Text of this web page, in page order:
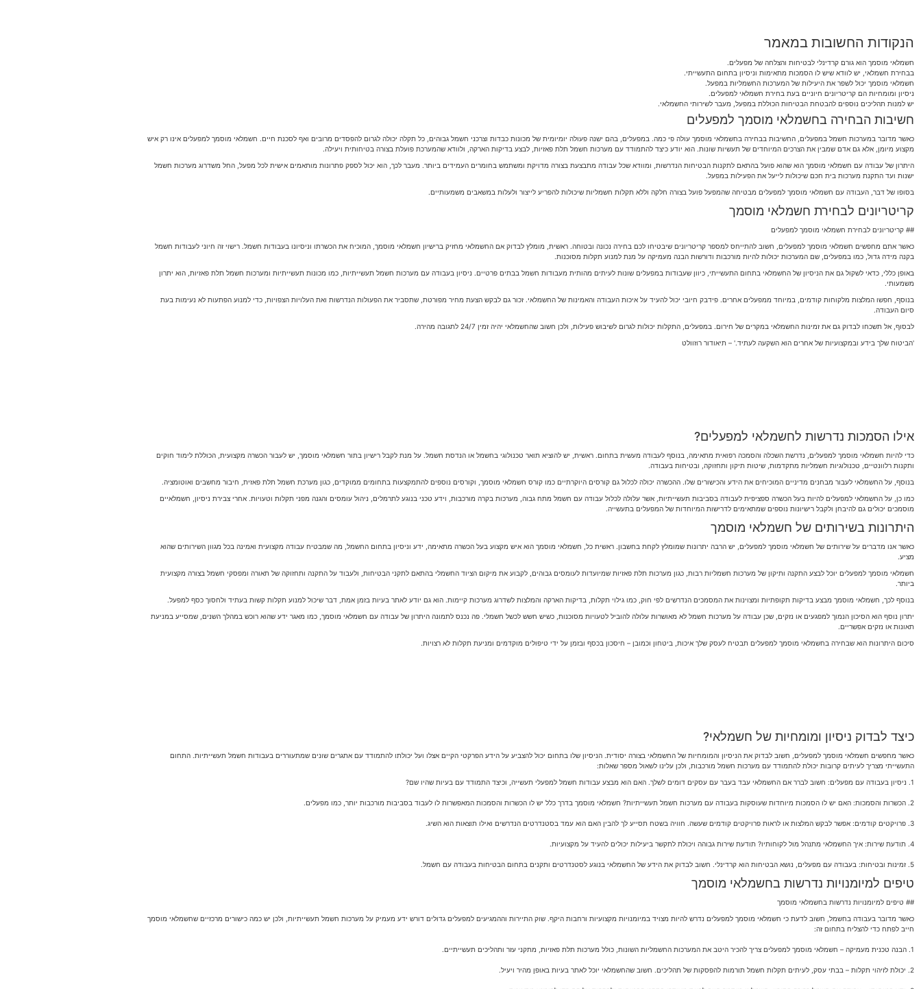
הנקודות החשובות במאמר
חשמלאי מוסמך הוא גורם קרדינלי לבטיחות והצלחה של מפעלים.
בבחירת חשמלאי, יש לוודא שיש לו הסמכות מתאימות וניסיון בתחום התעשייתי.
חשמלאי מוסמך יכול לשפר את היעילות של המערכות החשמליות במפעל.
ניסיון ומומחיות הם קריטריונים חיוניים בעת בחירת חשמלאי למפעלים.
יש למנות תהליכים נוספים להבטחת הבטיחות הכוללת במפעל, מעבר לשירותי החשמלאי.
חשיבות הבחירה בחשמלאי מוסמך למפעלים
כאשר מדובר במערכות חשמל במפעלים, החשיבות בבחירה בחשמלאי מוסמך עולה פי כמה. במפעלים, בהם ישנה פעולה יומיומית של מכונות כבדות וצרכני חשמל גבוהים, כל תקלה יכולה לגרום להפסדים מרובים ואף לסכנת חיים. חשמלאי מוסמך למפעלים אינו רק איש
מקצוע מיומן, אלא גם אדם שמבין את הצרכים המיוחדים של תעשיות שונות. הוא יודע כיצד להתמודד עם מערכות חשמל תלת פאזיות, לבצע בדיקות הארקה, ולוודא שהמערכת פועלת בצורה בטיחותית ויעילה.
היתרון של עבודה עם חשמלאי מוסמך הוא שהוא פועל בהתאם לתקנות הבטיחות הנדרשות, ומוודא שכל עבודה מתבצעת בצורה מדויקת ומשתמש בחומרים העמידים ביותר. מעבר לכך, הוא יכול לספק פתרונות מותאמים אישית לכל מפעל, החל משדרוג מערכות חשמל
ישנות ועד התקנת מערכות בית חכם שיכולות לייעל את הפעילות במפעל.
בסופו של דבר, העבודה עם חשמלאי מוסמך למפעלים מבטיחה שהמפעל פועל בצורה חלקה וללא תקלות חשמליות שיכולות להפריע לייצור ולעלות במשאבים משמעותיים.
קריטריונים לבחירת חשמלאי מוסמך
## קריטריונים לבחירת חשמלאי מוסמך למפעלים
כאשר אתם מחפשים חשמלאי מוסמך למפעלים, חשוב להתייחס למספר קריטריונים שיבטיחו לכם בחירה נכונה ובטוחה. ראשית, מומלץ לבדוק אם החשמלאי מחזיק ברישיון חשמלאי מוסמך, המוכיח את הכשרתו וניסיונו בעבודות חשמל. רישוי זה חיוני לעבודות חשמל
בקנה מידה גדול, כמו במפעלים, שם המערכות יכולות להיות מורכבות ודורשות הבנה מעמיקה על מנת למנוע תקלות מסוכנות.
באופן כללי, כדאי לשקול גם את הניסיון של החשמלאי בתחום התעשייתי, כיוון שעבודות במפעלים שונות לעיתים מהותית מעבודות חשמל בבתים פרטיים. ניסיון בעבודה עם מערכות חשמל תעשייתיות, כמו מכונות תעשייתיות ומערכות חשמל תלת פאזיות, הוא יתרון
משמעותי.
בנוסף, חפשו המלצות מלקוחות קודמים, במיוחד ממפעלים אחרים. פידבק חיובי יכול להעיד על איכות העבודה והאמינות של החשמלאי. זכור גם לבקש הצעת מחיר מפורטת, שתסביר את הפעולות הנדרשות ואת העלויות הצפויות, כדי למנוע הפתעות לא נעימות בעת
סיום העבודה.
לבסוף, אל תשכחו לבדוק גם את זמינות החשמלאי במקרים של חירום. במפעלים, התקלות יכולות לגרום לשיבוש פעילות, ולכן חשוב שהחשמלאי יהיה זמין 24/7 לתגובה מהירה.
'הביטוח שלך בידע ובמקצועיות של אחרים הוא השקעה לעתיד.' – תיאודור רוזוולט
אילו הסמכות נדרשות לחשמלאי למפעלים?
כדי להיות חשמלאי מוסמך למפעלים, נדרשת השכלה והסמכה רפואית מתאימה, בנוסף לעבודה מעשית בתחום. ראשית, יש להוציא תואר טכנולוגי בחשמל או הנדסת חשמל. על מנת לקבל רישיון בתור חשמלאי מוסמך, יש לעבור הכשרה מקצועית, הכוללת לימוד חוקים
ותקנות רלוונטיים, טכנולוגיות חשמליות מתקדמות, שיטות תיקון ותחזוקה, ובטיחות בעבודה.
בנוסף, על החשמלאי לעבור מבחנים מדיניים המוכיחים את הידע והכישורים שלו. ההכשרה יכולה לכלול גם קורסים היוקרתיים כמו קורס חשמלאי מוסמך, וקורסים נוספים להתמקצעות בתחומים ממוקדים, כגון מערכת חשמל תלת פאזית, חיבור מחשבים ואוטומציה.
כמו כן, על החשמלאי למפעלים להיות בעל הכשרה ספציפית לעבודה בסביבות תעשייתיות, אשר עלולה לכלול עבודה עם חשמל מתח גבוה, מערכות בקרה מורכבות, וידע טכני בנוגע לתרמלים, ניהול עומסים והגנה מפני תקלות וטעויות. אחרי צבירת ניסיון, חשמלאיים
מוסמכים יכולים גם להיבחן ולקבל רישיונות נוספים שמתאימים לדרישות המיוחדות של המפעלים בתעשייה.
היתרונות בשירותים של חשמלאי מוסמך
כאשר אנו מדברים על שירותים של חשמלאי מוסמך למפעלים, יש הרבה יתרונות שמומלץ לקחת בחשבון. ראשית כל, חשמלאי מוסמך הוא איש מקצוע בעל הכשרה מתאימה, ידע וניסיון בתחום החשמל, מה שמבטיח עבודה מקצועית ואמינה בכל מגוון השירותים שהוא
מציע.
חשמלאי מוסמך למפעלים יוכל לבצע התקנה ותיקון של מערכות חשמליות רבות, כגון מערכות תלת פאזיות שמיועדות לעומסים גבוהים, לקבוע את מיקום הציוד החשמלי בהתאם לתקני הבטיחות, ולעבוד על התקנה ותחזוקה של תאורה ומפסקי חשמל בצורה מקצועית
ביותר.
בנוסף לכך, חשמלאי מוסמך מבצע בדיקות תקופתיות ומצוינות את המסמכים הנדרשים לפי חוק, כמו גילוי תקלות, בדיקות הארקה והמלצות לשדרוג מערכות קיימות. הוא גם יודע לאתר בעיות בזמן אמת, דבר שיכול למנוע תקלות קשות בעתיד ולחסוך כסף למפעל.
יתרון נוסף הוא הסיכון הנמוך למפגעים או נזקים, שכן עבודה על מערכות חשמל לא מאושרות עלולה להוביל לטעויות מסוכנות, כשיש חשש לכשל חשמלי. פה נכנס לתמונה היתרון של עבודה עם חשמלאי מוסמך, כמו מאגר ידע שהוא רוכש במהלך השנים, שמסייע במניעת
תאונות או נזקים אפשריים.
סיכום היתרונות הוא שבחירה בחשמלאי מוסמך למפעלים תבטיח לעסק שלך איכות, ביטחון וכמובן – חיסכון בכסף ובזמן על ידי טיפולים מוקדמים ומניעת תקלות לא רצויות.
כיצד לבדוק ניסיון ומומחיות של חשמלאי?
כאשר מחפשים חשמלאי מוסמך למפעלים, חשוב לבדוק את הניסיון והמומחיות של החשמלאי בצורה יסודית. הניסיון שלו בתחום יכול להצביע על הידע הפרקטי הקיים אצלו ועל יכולתו להתמודד עם אתגרים שונים שמתעוררים בעבודות חשמל תעשייתיות. התחום
התעשייתי מצריך לעיתים קרובות יכולת להתמודד עם מערכות חשמל מורכבות, ולכן עלינו לשאול מספר שאלות:
1. ניסיון בעבודה עם מפעלים: חשוב לברר אם החשמלאי עבד בעבר עם עסקים דומים לשלך. האם הוא מבצע עבודות חשמל למפעלי תעשייה, וכיצד התמודד עם בעיות שהיו שם?
2. הכשרות והסמכות: האם יש לו הסמכות מיוחדות שעוסקות בעבודה עם מערכות חשמל תעשייתיות? חשמלאי מוסמך בדרך כלל יש לו הכשרות והסמכות המאפשרות לו לעבוד בסביבות מורכבות יותר, כמו מפעלים.
3. פרויקטים קודמים: אפשר לבקש המלצות או לראות פרויקטים קודמים שעשה. חוויה בשטח תסייע לך להבין האם הוא עמד בסטנדרטים הנדרשים ואילו תוצאות הוא השיג.
4. תודעת שירות: איך החשמלאי מתנהל מול לקוחותיו? תודעת שירות גבוהה ויכולת לתקשר ביעילות יכולים להעיד על מקצועיות.
5. זמינות ובטיחות: בעבודה עם מפעלים, נושא הבטיחות הוא קרדינלי. חשוב לבדוק את הידע של החשמלאי בנוגע לסטנדרטים ותקנים בתחום הבטיחות בעבודה עם חשמל.
טיפים למיומנויות נדרשות בחשמלאי מוסמך
## טיפים למיומנויות נדרשות בחשמלאי מוסמך
כאשר מדובר בעבודה בחשמל, חשוב לדעת כי חשמלאי מוסמך למפעלים נדרש להיות מצויד במיומנויות מקצועיות ורחבות היקף. שוק התיירות וההמגיעים למפעלים גדולים דורש ידע מעמיק על מערכות חשמל תעשייתיות, ולכן יש כמה כישורים מרכזיים שחשמלאי מוסמך
חייב לפתח כדי להצליח בתחום זה:
1. הבנה טכנית מעמיקה – חשמלאי מוסמך למפעלים צריך להכיר היטב את המערכות החשמליות השונות, כולל מערכות תלת פאזיות, מתקני עזר ותהליכים תעשייתיים.
2. יכולת לזיהוי תקלות – בבתי עסק, לעיתים תקלות חשמל תורמות להפסקות של תהליכים. חשוב שהחשמלאי יוכל לאתר בעיות באופן מהיר ויעיל.